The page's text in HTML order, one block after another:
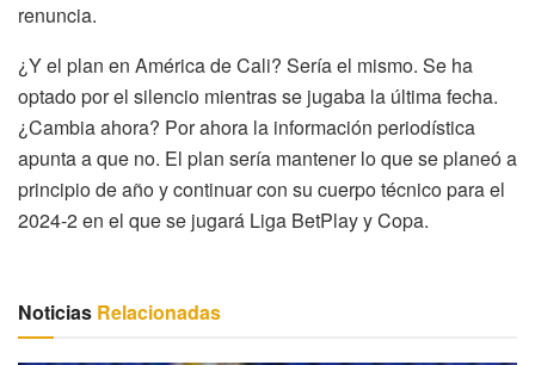
renuncia.
¿Y el plan en América de Cali? Sería el mismo. Se ha
optado por el silencio mientras se jugaba la última fecha.
¿Cambia ahora? Por ahora la información periodística
apunta a que no. El plan sería mantener lo que se planeó a
principio de año y continuar con su cuerpo técnico para el
2024-2 en el que se jugará Liga BetPlay y Copa.
Noticias Relacionadas